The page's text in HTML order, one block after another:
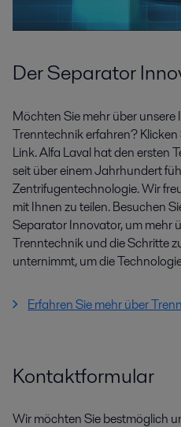
Der Separator
Möchten Sie mehr über
Trenntechnik erfahren?
Link. Alfa Laval hat den ersten
seit über einem Jahrhundert
Zentrifugentechnologie. Wir
mit Ihnen zu teilen. Besuchen
Separator Innovator, um mehr
Trenntechnik und die Schritte
unternimmt, um die
Erfahren Sie mehr über
Kontaktformular
Wir möchten Sie bestmöglich